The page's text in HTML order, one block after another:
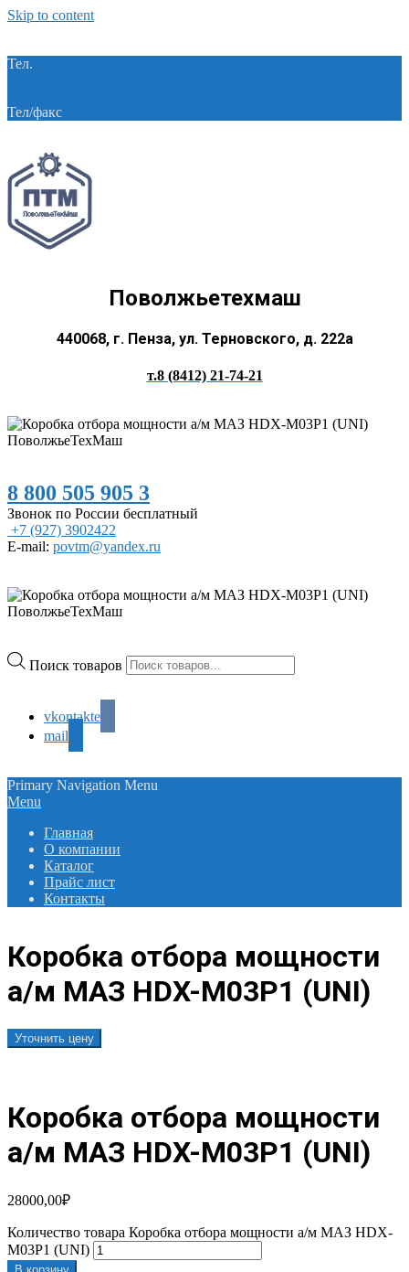
Skip to content
Тел.
Тел/факс
Поволжьетехмаш
440068, г. Пенза, ул. Терновского, д. 222а
т.8 (8412) 21-74-21
8 800 505 905 3
Звонок по России бесплатный
+7 (927) 3902422
E-mail: povtm@yandex.ru
Поиск товаров
vkontakte
mail
Primary Navigation Menu
Menu
Главная
О компании
Каталог
Прайс лист
Контакты
Коробка отбора мощности
а/м МАЗ HDX-M03P1 (UNI)
Уточнить цену
Коробка отбора мощности
а/м МАЗ HDX-M03P1 (UNI)
28000,00₽
Количество товара Коробка отбора мощности а/м МАЗ HDX-
M03P1 (UNI)